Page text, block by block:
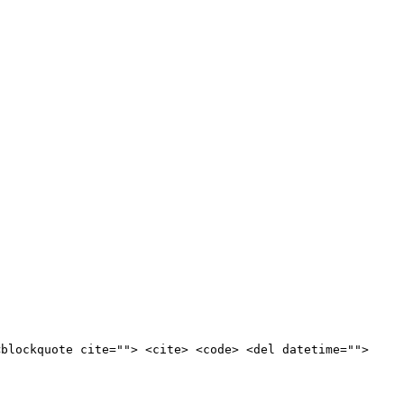
cite=""> <cite> <code> <del datetime="">